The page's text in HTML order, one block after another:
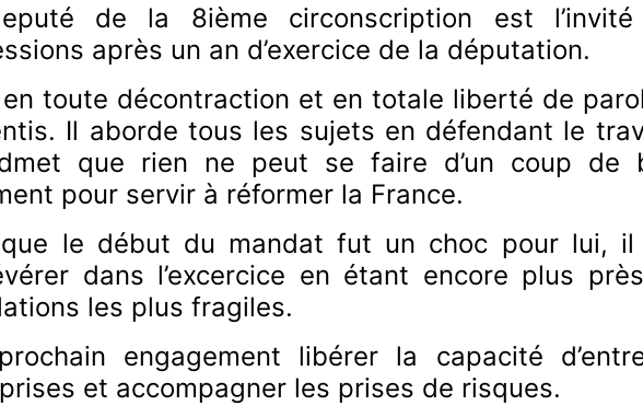
de la 8ième circonscription est l’invité
après un an d’exercice de la députation.
en toute décontraction et en totale liberté de
Il aborde tous les sujets en défendant le
que rien ne peut se faire d’un coup de
pour servir à réformer la France.
le début du mandat fut un choc pour lui,
dans l’excercice en étant encore plus
les plus fragiles.
engagement libérer la capacité
et accompagner les prises de risques.